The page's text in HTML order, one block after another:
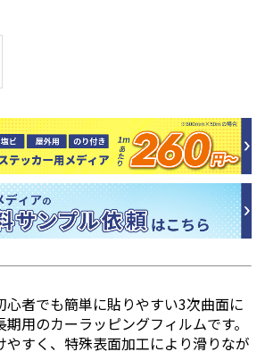
心者でも簡単に貼りやすい3次曲面に
用のカーラッピングフィルムです。
やすく、特殊表面加工により滑りなが